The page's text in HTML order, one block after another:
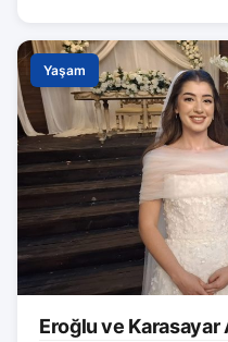
Yaşam
Eroğlu ve